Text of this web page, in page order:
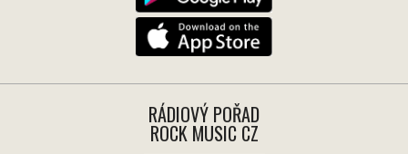
RÁDIOVÝ POŘAD
ROCK MUSIC CZ